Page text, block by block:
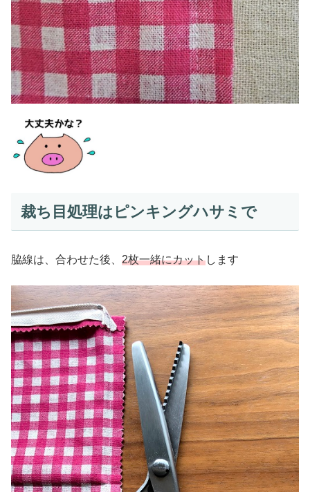
裁ち目処理はピンキングハサミで
脇線は、合わせた後、 2枚一緒にカットします